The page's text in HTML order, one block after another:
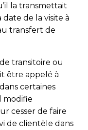
la transmettait
de la visite à
transfert de
transitoire ou
être appelé à
certaines
modifie
cesser de faire
de clientèle dans